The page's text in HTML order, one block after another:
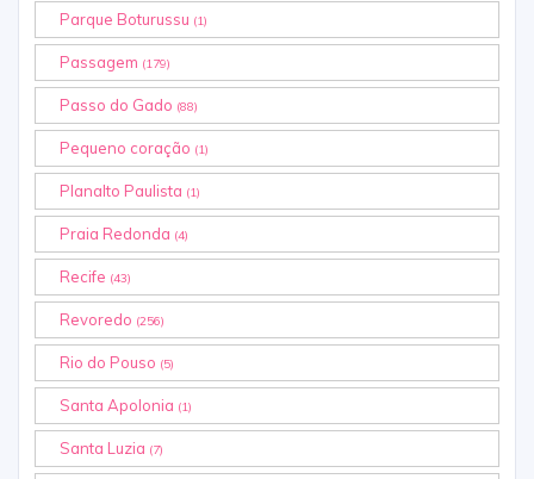
Parque Boturussu (1)
Passagem (179)
Passo do Gado (88)
Pequeno coração (1)
Planalto Paulista (1)
Praia Redonda (4)
Recife (43)
Revoredo (256)
Rio do Pouso (5)
Santa Apolonia (1)
Santa Luzia (7)